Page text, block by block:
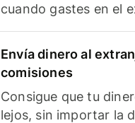
cuando gastes en el
Envía dinero al
comisiones
Consigue que tu
lejos, sin importar la